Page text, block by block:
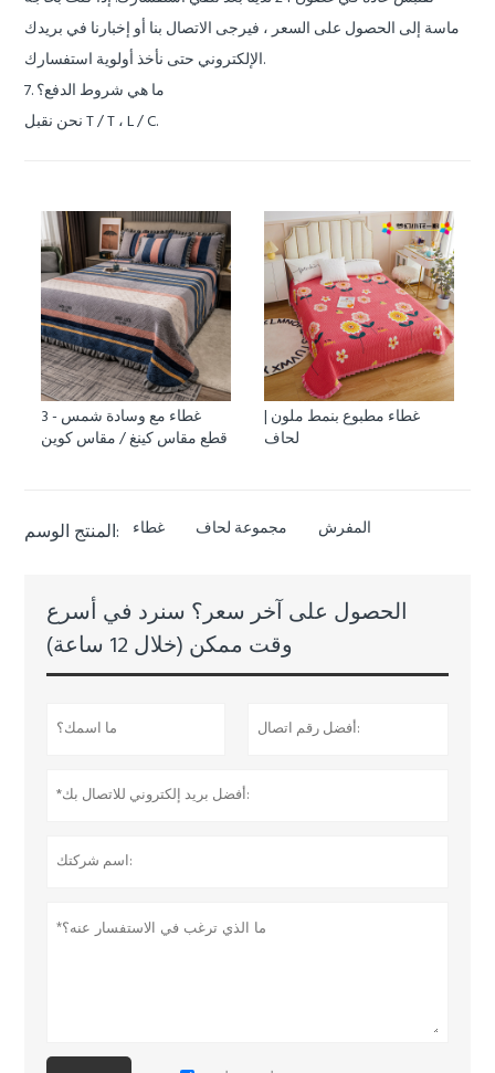
ماسة إلى الحصول على السعر ، فيرجى الاتصال بنا أو إخبارنا في بريدك
الإلكتروني حتى نأخذ أولوية استفسارك.
7. ما هي شروط الدفع؟
نحن نقبل T / T ، L / C.
غطاء مع وسادة شمس - 3
قطع مقاس كينغ / مقاس كوين
غطاء مطبوع بنمط ملون |
لحاف
المنتج الوسم: غطاء مجموعة لحاف المفرش
الحصول على آخر سعر؟ سنرد في أسرع
وقت ممكن (خلال 12 ساعة)